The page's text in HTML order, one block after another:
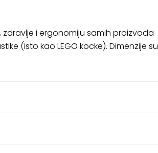
i ergonomiju samih proizvoda
(isto kao LEGO kocke). Dimenzije su